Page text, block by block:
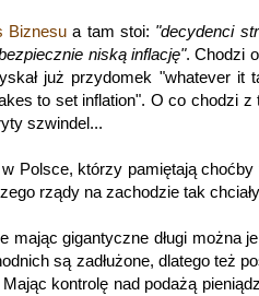
Biznesu a tam stoi: "decydenci
niską inflację". Chodzi
już przydomek "whatever
to set inflation". O co chodzi
szwindel...
Polsce, którzy pamiętają
rządy na zachodzie tak
mając gigantyczne długi można
są zadłużone, dlatego też
kontrolę nad podażą